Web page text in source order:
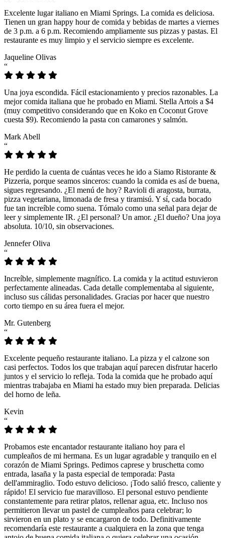
Excelente lugar italiano en Miami Springs. La comida es deliciosa.
Tienen un gran happy hour de comida y bebidas de martes a viernes
de 3 p.m. a 6 p.m. Recomiendo ampliamente sus pizzas y pastas. El
restaurante es muy limpio y el servicio siempre es excelente.
Jaqueline Olivas
“
Una joya escondida. Fácil estacionamiento y precios razonables. La
mejor comida italiana que he probado en Miami. Stella Artois a $4
(muy competitivo considerando que en Koko en Coconut Grove
cuesta $9). Recomiendo la pasta con camarones y salmón.
Mark Abell
“
He perdido la cuenta de cuántas veces he ido a Siamo Ristorante &
Pizzeria, porque seamos sinceros: cuando la comida es así de buena,
sigues regresando. ¿El menú de hoy? Ravioli di aragosta, burrata,
pizza vegetariana, limonada de fresa y tiramisú. Y sí, cada bocado
fue tan increíble como suena. Tómalo como una señal para dejar de
leer y simplemente IR. ¿El personal? Un amor. ¿El dueño? Una joya
absoluta. 10/10, sin observaciones.
Jennefer Oliva
“
Increíble, simplemente magnífico. La comida y la actitud estuvieron
perfectamente alineadas. Cada detalle complementaba al siguiente,
incluso sus cálidas personalidades. Gracias por hacer que nuestro
corto tiempo en su área fuera el mejor.
Mr. Gutenberg
“
Excelente pequeño restaurante italiano. La pizza y el calzone son
casi perfectos. Todos los que trabajan aquí parecen disfrutar hacerlo
juntos y el servicio lo refleja. Toda la comida que he probado aquí
mientras trabajaba en Miami ha estado muy bien preparada. Delicias
del horno de leña.
Kevin
“
Probamos este encantador restaurante italiano hoy para el
cumpleaños de mi hermana. Es un lugar agradable y tranquilo en el
corazón de Miami Springs. Pedimos caprese y bruschetta como
entrada, lasaña y la pasta especial de temporada: Pasta
dell'ammiraglio. Todo estuvo delicioso. ¡Todo salió fresco, caliente y
rápido! El servicio fue maravilloso. El personal estuvo pendiente
constantemente para retirar platos, rellenar agua, etc. Incluso nos
permitieron llevar un pastel de cumpleaños para celebrar; lo
sirvieron en un plato y se encargaron de todo. Definitivamente
recomendaría este restaurante a cualquiera en la zona que tenga